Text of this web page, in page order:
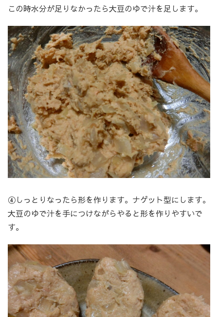
この時水分が足りなかったら大豆のゆで汁を足します。
④しっとりなったら形を作ります。ナゲット型にします。
大豆のゆで汁を手につけながらやると形を作りやすいで
す。